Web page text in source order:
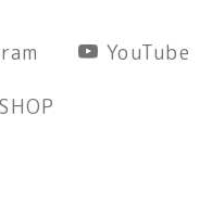
YouTube
SHOP